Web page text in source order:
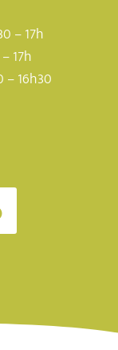
– 17h
17h
– 16h30